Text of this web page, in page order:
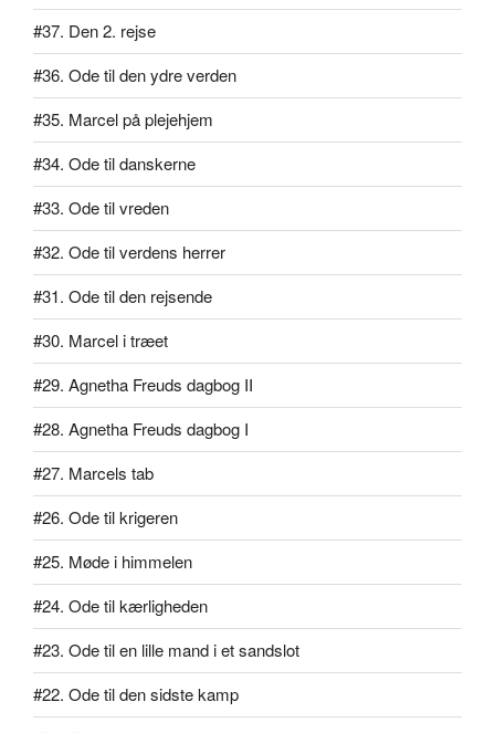
#37. Den 2. rejse
#36. Ode til den ydre verden
#35. Marcel på plejehjem
#34. Ode til danskerne
#33. Ode til vreden
#32. Ode til verdens herrer
#31. Ode til den rejsende
#30. Marcel i træet
#29. Agnetha Freuds dagbog II
#28. Agnetha Freuds dagbog I
#27. Marcels tab
#26. Ode til krigeren
#25. Møde i himmelen
#24. Ode til kærligheden
#23. Ode til en lille mand i et sandslot
#22. Ode til den sidste kamp